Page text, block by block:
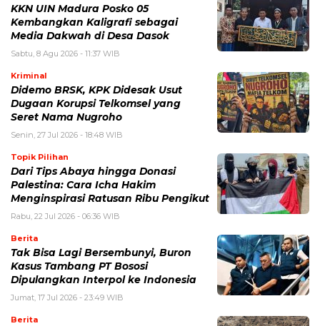
KKN UIN Madura Posko 05
Kembangkan Kaligrafi sebagai
Media Dakwah di Desa Dasok
Sabtu, 8 Agu 2026 - 11:37 WIB
Kriminal
Didemo BRSK, KPK Didesak Usut
Dugaan Korupsi Telkomsel yang
Seret Nama Nugroho
Senin, 27 Jul 2026 - 18:48 WIB
Topik Pilihan
Dari Tips Abaya hingga Donasi
Palestina: Cara Icha Hakim
Menginspirasi Ratusan Ribu Pengikut
Rabu, 22 Jul 2026 - 06:36 WIB
Berita
Tak Bisa Lagi Bersembunyi, Buron
Kasus Tambang PT Bososi
Dipulangkan Interpol ke Indonesia
Jumat, 17 Jul 2026 - 23:49 WIB
Berita